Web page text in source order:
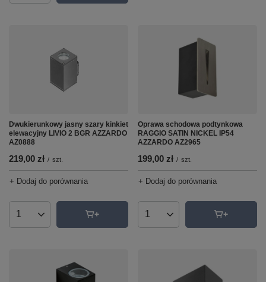
Dwukierunkowy jasny szary kinkiet
elewacyjny LIVIO 2 BGR AZZARDO
AZ0888
219,00 zł / szt.
+ Dodaj do porównania
Ilość produktów
Oprawa schodowa podtynkowa
RAGGIO SATIN NICKEL IP54
AZZARDO AZ2965
199,00 zł / szt.
+ Dodaj do porównania
Ilość produktów